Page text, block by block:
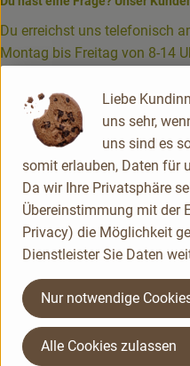
Rezepte
Du erreichst uns telefonisch
Montag bis Freitag von 8-14
info@bioLesker.de
Unseren Hofladen erreichst du
Montag - Freitag 9:00-12:30
Samstag 9:00-13:00 Uhr
02563 / 900 530 -16
laden@bioLesker.de
Unser Gemüse beziehen wir
Kontakt
bioLesker
Heideweg 52
48703 Stadtlohn
Liebe
uns sehr,
uns sind es
somit erlauben, Daten für
Da wir Ihre Privatsphäre
Übereinstimmung mit der
Privacy) die Möglichkeit
Dienstleister Sie Daten
Nur notwendige
Alle Cookies zulassen